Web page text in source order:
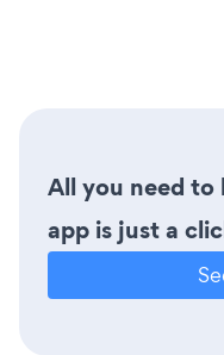
All you need
app is just a